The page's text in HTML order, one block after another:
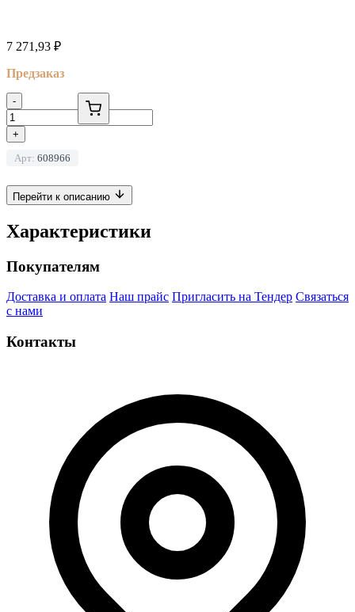
7 271,93 ₽
Предзаказ
-
+
Арт: 608966
Перейти к описанию
Характеристики
Покупателям
Доставка и оплата Наш прайс Пригласить на Тендер Связаться
с нами
Контакты